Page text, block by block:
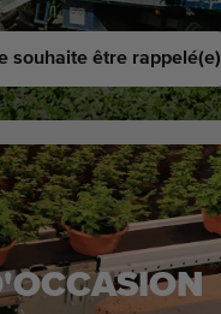
souhaite être rappelé(e)